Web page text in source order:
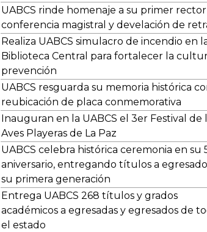
UABCS rinde homenaje a su primer
conferencia magistral y develación de
Realiza UABCS simulacro de incendio en
Biblioteca Central para fortalecer la
prevención
UABCS resguarda su memoria histórica
reubicación de placa conmemorativa
Inauguran en la UABCS el 3er Festival de
Aves Playeras de La Paz
UABCS celebra histórica ceremonia en su
aniversario, entregando títulos a
su primera generación
Entrega UABCS 268 títulos y grados
académicos a egresadas y egresados de
el estado